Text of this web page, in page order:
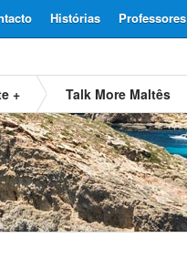
Professores
Histórias
+ Talk More Maltês